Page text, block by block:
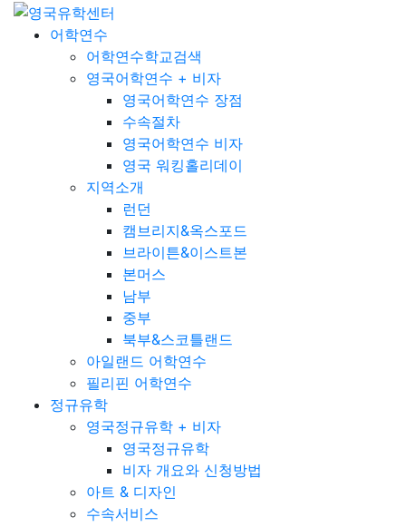
어학연수
어학연수학교검색
영국어학연수 + 비자
영국어학연수 장점
수속절차
영국어학연수 비자
영국 워킹홀리데이
지역소개
런던
캠브리지&옥스포드
브라이튼&이스트본
본머스
남부
중부
북부&스코틀랜드
아일랜드 어학연수
필리핀 어학연수
정규유학
영국정규유학 + 비자
영국정규유학
비자 개요와 신청방법
아트 & 디자인
수속서비스